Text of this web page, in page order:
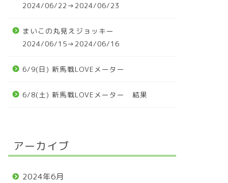
2024/06/22→2024/06/23
まいこの丸見えジョッキー
2024/06/15→2024/06/16
6/9(日) 新馬戦LOVEメーター
6/8(土) 新馬戦LOVEメーター 結果
アーカイブ
2024年6月